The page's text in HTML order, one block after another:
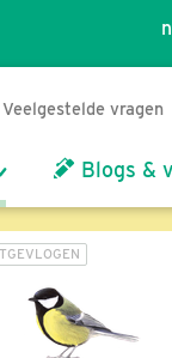
Veelgestelde vragen
Blogs &